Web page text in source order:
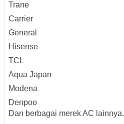
Trane
Carrier
General
Hisense
TCL
Aqua Japan
Modena
Denpoo
Dan berbagai merek AC lainnya.